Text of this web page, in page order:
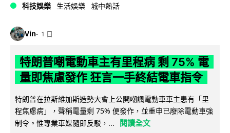
科技娛樂 生活娛樂 城中熱話
Vin 1 日
特朗普嘲電動車主有里程病 剩 75% 電
量即焦慮發作 狂言一手終結電車指令
特朗普在拉斯維加斯造勢大會上公開嘲諷電動車車主患有「里
程焦慮病」，聲稱電量剩 75% 便發作，並重申已廢除電動車強
制令。惟專業車媒隨即反駁，...
閱讀全文